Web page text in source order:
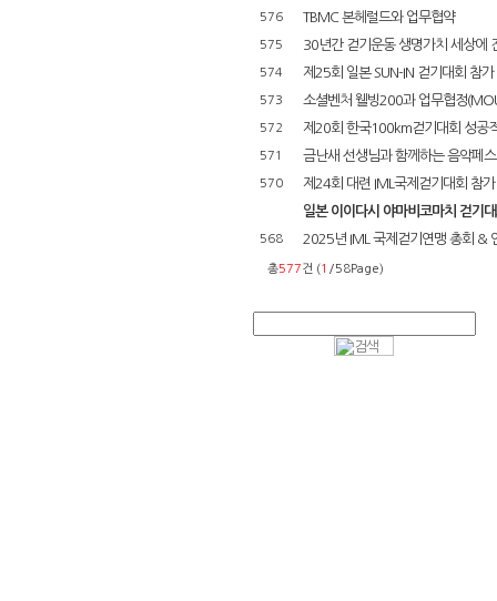
576 TBMC 본헤럴드와 업무협약
575 30년간 걷기운동 생명가치 세상에
574 제25회 일본 SUN-IN 걷기대회 참가
573 소셜벤처 웰빙200과 업무협정
572 제20회 한국100km걷기대회 성공
571 금난새 선생님과 함께하는 음악페
570
제24회 대련 IML국제걷기대회 참가
일본 이이다시 야마비코마치 걷기
568 2025년 IML 국제걷기연맹 총회 &
총577건 (1 /58Page)